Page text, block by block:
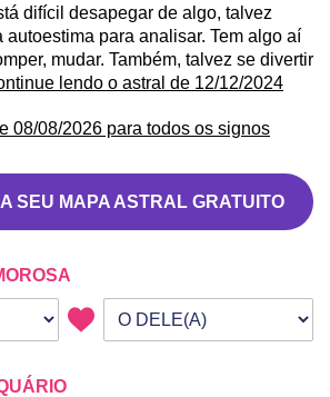
difícil desapegar de algo, talvez
autoestima para analisar. Tem algo aí
mudar. Também, talvez se divertir
lendo o astral de 12/12/2024
08/08/2026 para todos os signos
SEU MAPA ASTRAL GRATUITO